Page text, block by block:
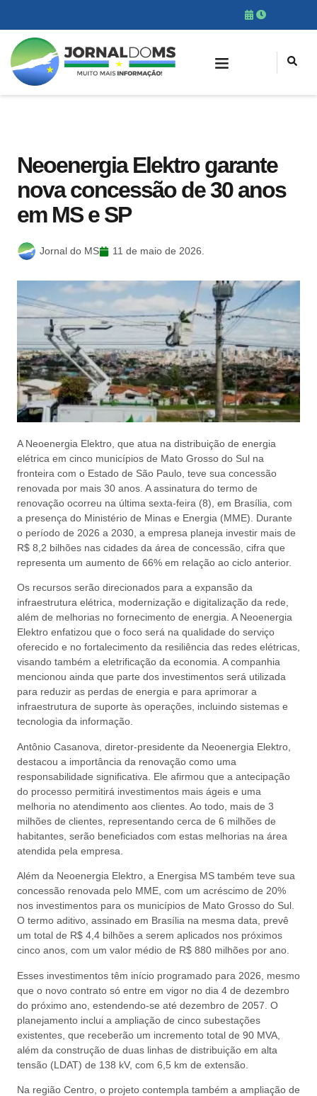
Neoenergia Elektro garante
nova concessão de 30 anos
em MS e SP
Jornal do MS 11 de maio de 2026.
A Neoenergia Elektro, que atua na distribuição de energia
elétrica em cinco municípios de Mato Grosso do Sul na
fronteira com o Estado de São Paulo, teve sua concessão
renovada por mais 30 anos. A assinatura do termo de
renovação ocorreu na última sexta-feira (8), em Brasília, com
a presença do Ministério de Minas e Energia (MME). Durante
o período de 2026 a 2030, a empresa planeja investir mais de
R$ 8,2 bilhões nas cidades da área de concessão, cifra que
representa um aumento de 66% em relação ao ciclo anterior.
Os recursos serão direcionados para a expansão da
infraestrutura elétrica, modernização e digitalização da rede,
além de melhorias no fornecimento de energia. A Neoenergia
Elektro enfatizou que o foco será na qualidade do serviço
oferecido e no fortalecimento da resiliência das redes elétricas,
visando também a eletrificação da economia. A companhia
mencionou ainda que parte dos investimentos será utilizada
para reduzir as perdas de energia e para aprimorar a
infraestrutura de suporte às operações, incluindo sistemas e
tecnologia da informação.
Antônio Casanova, diretor-presidente da Neoenergia Elektro,
destacou a importância da renovação como uma
responsabilidade significativa. Ele afirmou que a antecipação
do processo permitirá investimentos mais ágeis e uma
melhoria no atendimento aos clientes. Ao todo, mais de 3
milhões de clientes, representando cerca de 6 milhões de
habitantes, serão beneficiados com estas melhorias na área
atendida pela empresa.
Além da Neoenergia Elektro, a Energisa MS também teve sua
concessão renovada pelo MME, com um acréscimo de 20%
nos investimentos para os municípios de Mato Grosso do Sul.
O termo aditivo, assinado em Brasília na mesma data, prevê
um total de R$ 4,4 bilhões a serem aplicados nos próximos
cinco anos, com um valor médio de R$ 880 milhões por ano.
Esses investimentos têm início programado para 2026, mesmo
que o novo contrato só entre em vigor no dia 4 de dezembro
do próximo ano, estendendo-se até dezembro de 2057. O
planejamento inclui a ampliação de cinco subestações
existentes, que receberão um incremento total de 90 MVA,
além da construção de duas linhas de distribuição em alta
tensão (LDAT) de 138 kV, com 6,5 km de extensão.
Na região Centro, o projeto contempla também a ampliação de